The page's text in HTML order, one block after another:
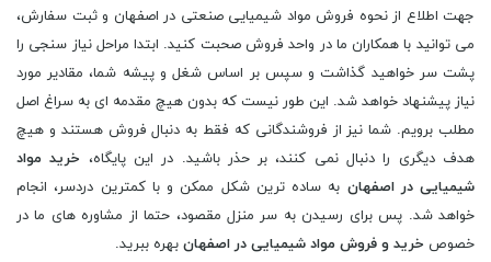
جهت اطلاع از نحوه فروش مواد شیمیایی صنعتی در اصفهان و ثبت سفارش،
می توانید با همکاران ما در واحد فروش صحبت کنید. ابتدا مراحل نیاز سنجی را
پشت سر خواهید گذاشت و سپس بر اساس شغل و پیشه شما، مقادیر مورد
نیاز پیشنهاد خواهد شد. این طور نیست که بدون هیچ مقدمه ای به سراغ اصل
مطلب برویم. شما نیز از فروشندگانی که فقط به دنبال فروش هستند و هیچ
هدف دیگری را دنبال نمی کنند، بر حذر باشید. در این پایگاه، خرید مواد
شیمیایی در اصفهان به ساده ترین شکل ممکن و با کمترین دردسر، انجام
خواهد شد. پس برای رسیدن به سر منزل مقصود، حتما از مشاوره های ما در
خصوص خرید و فروش مواد شیمیایی در اصفهان بهره ببرید.